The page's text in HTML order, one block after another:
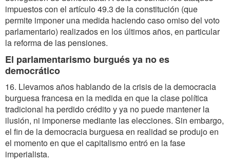
impuestos con el artículo 49.3 de la constitución (que
permite imponer una medida haciendo caso omiso del voto
parlamentario) realizados en los últimos años, en particular
la reforma de las pensiones.
El parlamentarismo burgués ya no es
democrático
16. Llevamos años hablando de la crisis de la democracia
burguesa francesa en la medida en que la clase política
tradicional ha perdido crédito y ya no puede mantener la
ilusión, ni imponerse mediante las elecciones. Sin embargo,
el fin de la democracia burguesa en realidad se produjo en
el momento en que el capitalismo entró en la fase
imperialista.